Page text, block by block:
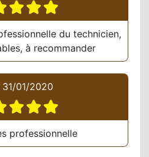
du technicien,
à recommander
31/01/2020
professionnelle